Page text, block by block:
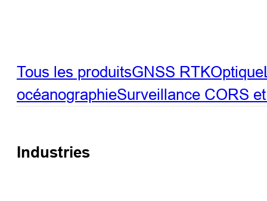
Tous les produitsGNSS RTKOptique
océanographieSurveillance CORS
Industries